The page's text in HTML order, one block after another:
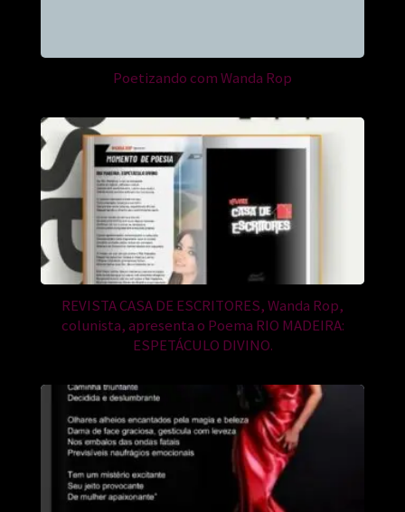
Poetizando com Wanda Rop
REVISTA CASA DE ESCRITORES, Wanda Rop,
colunista, apresenta o Poema RIO MADEIRA:
ESPETÁCULO DIVINO.